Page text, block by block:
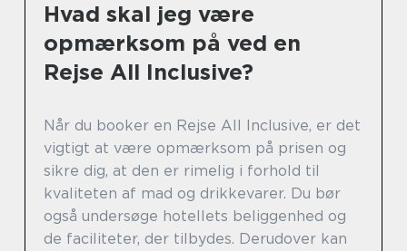
Hvad skal jeg være
opmærksom på ved en
Rejse All Inclusive?
Når du booker en Rejse All Inclusive, er det
vigtigt at være opmærksom på prisen og
sikre dig, at den er rimelig i forhold til
kvaliteten af mad og drikkevarer. Du bør
også undersøge hotellets beliggenhed og
de faciliteter, der tilbydes. Derudover kan